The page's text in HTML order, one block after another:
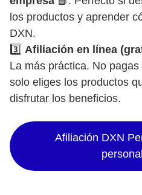
los productos y aprender
DXN.
3️⃣ Afiliación en línea
La más práctica. No
solo eliges los productos
disfrutar los beneficios.
Afiliación DXN